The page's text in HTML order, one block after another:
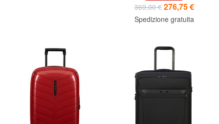
369,00 € 276,75 €
Spedizione gratuita